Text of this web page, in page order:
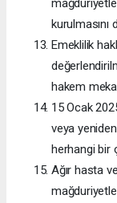
Emeklilik
hakem
15 Ocak
veya
herhangi bir
Ağır hasta